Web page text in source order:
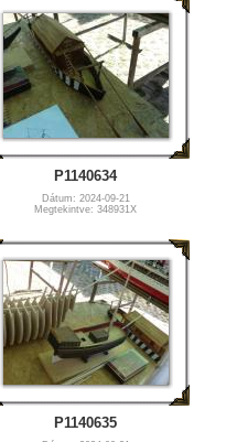
P1140634
Dátum: 2024-09-21
Megtekintve: 348931X
P1140635